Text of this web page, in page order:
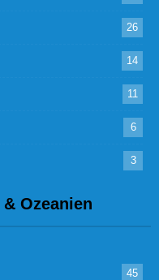
26
14
11
6
3
Ozeanien
45